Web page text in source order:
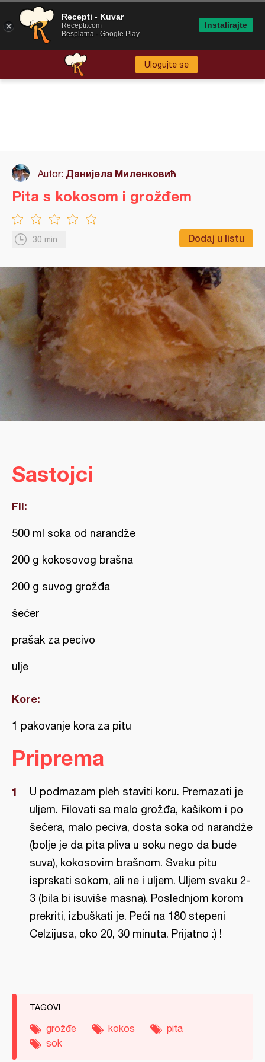
Ulogujte se
Autor: Данијела Миленковић
30 min Dodaj u listu
Pita s kokosom i grožđem
Sastojci
Fil:
500 ml soka od narandže
200 g kokosovog brašna
200 g suvog grožđa
šećer
prašak za pecivo
ulje
Kore:
1 pakovanje kora za pitu
Priprema
U podmazam pleh staviti koru. Premazati je
uljem. Filovati sa malo grožđa, kašikom i po
šećera, malo peciva, dosta soka od narandže
(bolje je da pita pliva u soku nego da bude
suva), kokosovim brašnom. Svaku pitu
isprskati sokom, ali ne i uljem. Uljem svaku 2-
3 (bila bi isuviše masna). Poslednjom korom
prekriti, izbuškati je. Peći na 180 stepeni
Celzijusa, oko 20, 30 minuta. Prijatno :) !
TAGOVI
grožđe kokos
pita
sok
Recepti - Kuvar
Recepti.com
Besplatna - Google Play
Instalirajte